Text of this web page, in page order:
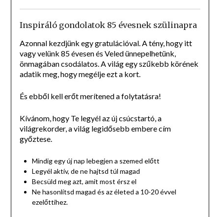
Inspiráló gondolatok 85 évesnek szülinapra
Azonnal kezdjünk egy gratulációval. A tény, hogy itt
vagy velünk 85 évesen és Veled ünnepelhetünk,
önmagában csodálatos. A világ egy szűkebb körének
adatik meg, hogy megélje ezt a kort.
És ebből kell erőt merítened a folytatásra!
Kívánom, hogy Te legyél az új csúcstartó, a
világrekorder, a világ legidősebb embere cím
győztese.
Mindig egy új nap lebegjen a szemed előtt
Legyél aktív, de ne hajtsd túl magad
Becsüld meg azt, amit most érsz el
Ne hasonlítsd magad és az életed a 10-20 évvel
ezelőttihez.